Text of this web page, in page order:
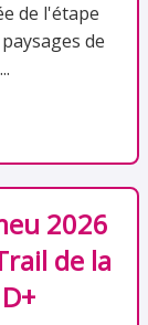
de l'étape
de
2026
de la